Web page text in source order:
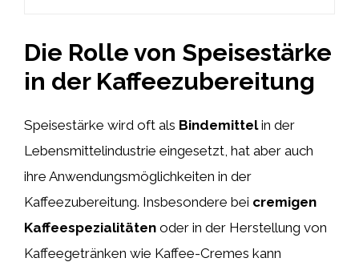
Die Rolle von Speisestärke
in der Kaffeezubereitung
Speisestärke wird oft als Bindemittelin der
Lebensmittelindustrie eingesetzt, hat aber auch
ihre Anwendungsmöglichkeiten in der
Kaffeezubereitung. Insbesondere bei cremigen
Kaffeespezialitäten oder in der Herstellung von
Kaffeegetränken wie Kaffee-Cremes kann